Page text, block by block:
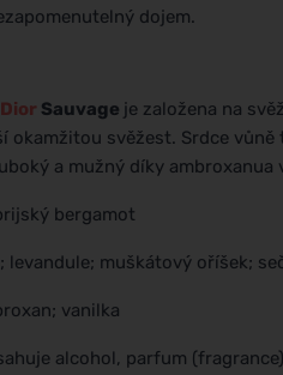
dojem.
Dior Sauvage je založena na
okamžitou svěžest. Srdce
a mužný díky
bergamot
levandule; muškátový oříšek;
vanilka
alcohol, parfum